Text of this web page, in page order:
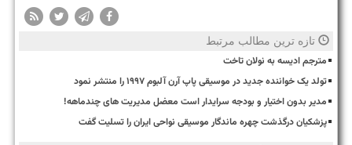
تازه ترین مطالب مرتبط
مترجم ادیسه به نولان تاخت
تولد یک خواننده جدید در موسیقی پاپ آرن آلبوم ۱۹۹۷ را منتشر نمود
مدیر بدون اختیار و بودجه سرایدار است معضل مدیریت های چندماهه!
پزشکیان درگذشت چهره ماندگار موسیقی نواحی ایران را تسلیت گفت